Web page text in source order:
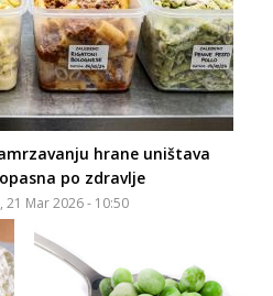
hrane uništava
po zdravlje
21 Mar 2026 - 10:50